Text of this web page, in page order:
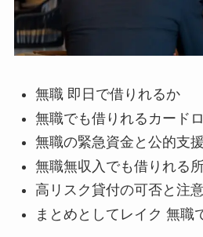
無職 即日で借りれるか
無職でも借りれるカード
無職の緊急資金と公的支援
無職無収入でも借りれる
高リスク貸付の可否と注
まとめとしてレイク 無職